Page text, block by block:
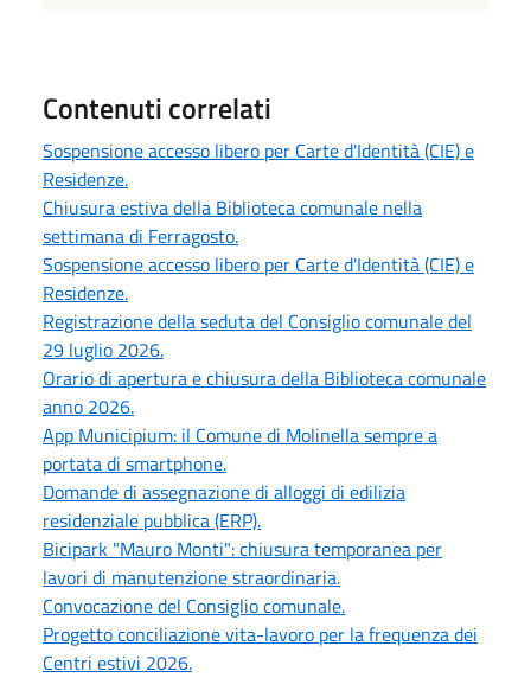
Contenuti correlati
Sospensione accesso libero per Carte d'Identità (CIE) e
Residenze.
Chiusura estiva della Biblioteca comunale nella
settimana di Ferragosto.
Sospensione accesso libero per Carte d'Identità (CIE) e
Residenze.
Registrazione della seduta del Consiglio comunale del
29 luglio 2026.
Orario di apertura e chiusura della Biblioteca comunale
anno 2026.
App Municipium: il Comune di Molinella sempre a
portata di smartphone.
Domande di assegnazione di alloggi di edilizia
residenziale pubblica (ERP).
Bicipark "Mauro Monti": chiusura temporanea per
lavori di manutenzione straordinaria.
Convocazione del Consiglio comunale.
Progetto conciliazione vita-lavoro per la frequenza dei
Centri estivi 2026.